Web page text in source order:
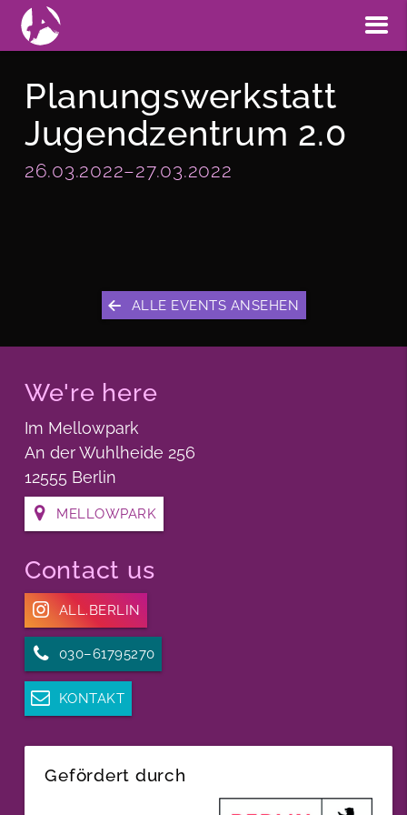
Planungswerkstatt
Jugendzentrum 2.0
26.03.2022–27.03.2022
ALLE EVENTS ANSEHEN
We're here
Im Mellowpark
An der Wuhlheide 256
12555 Berlin
MELLOWPARK
Contact us
ALL.BERLIN
030–61795270
KONTAKT
Gefördert durch